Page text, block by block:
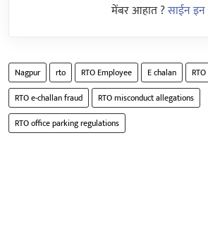
मेंबर आहात ?साईन इन
Nagpur rto RTO Employee E chalan
RTO e-challan fraud
RTO misconduct allegations
RTO office parking regulations